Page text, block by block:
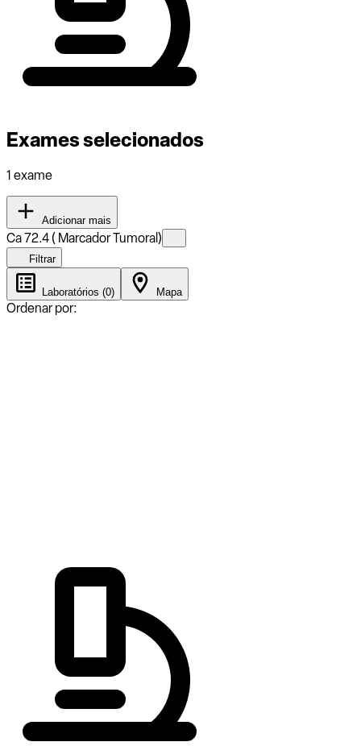
Exames selecionados
1 exame
Adicionar mais
Ca 72.4 ( Marcador Tumoral)
Filtrar
Laboratórios (0) Mapa
Ordenar por: